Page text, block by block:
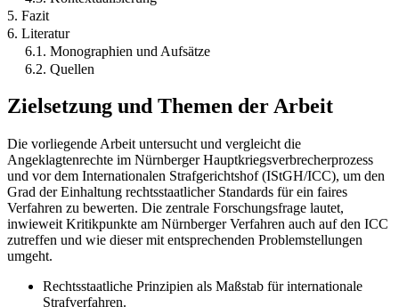
5. Fazit
6. Literatur
6.1. Monographien und Aufsätze
6.2. Quellen
Zielsetzung und Themen der Arbeit
Die vorliegende Arbeit untersucht und vergleicht die
Angeklagtenrechte im Nürnberger Hauptkriegsverbrecherprozess
und vor dem Internationalen Strafgerichtshof (IStGH/ICC), um den
Grad der Einhaltung rechtsstaatlicher Standards für ein faires
Verfahren zu bewerten. Die zentrale Forschungsfrage lautet,
inwieweit Kritikpunkte am Nürnberger Verfahren auch auf den ICC
zutreffen und wie dieser mit entsprechenden Problemstellungen
umgeht.
Rechtsstaatliche Prinzipien als Maßstab für internationale
Strafverfahren.